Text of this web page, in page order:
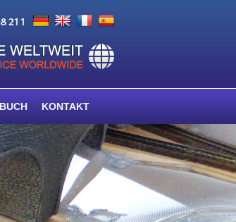
KONTAKT